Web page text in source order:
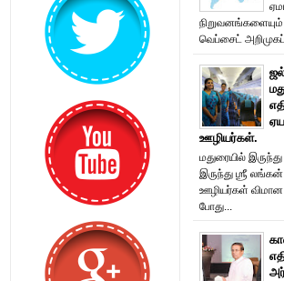
வெப்சைட்
ஊழியர்கள்.
மதுரையில்
இருந்து ஶ்ரீ
ஊழியர்கள்
போது...